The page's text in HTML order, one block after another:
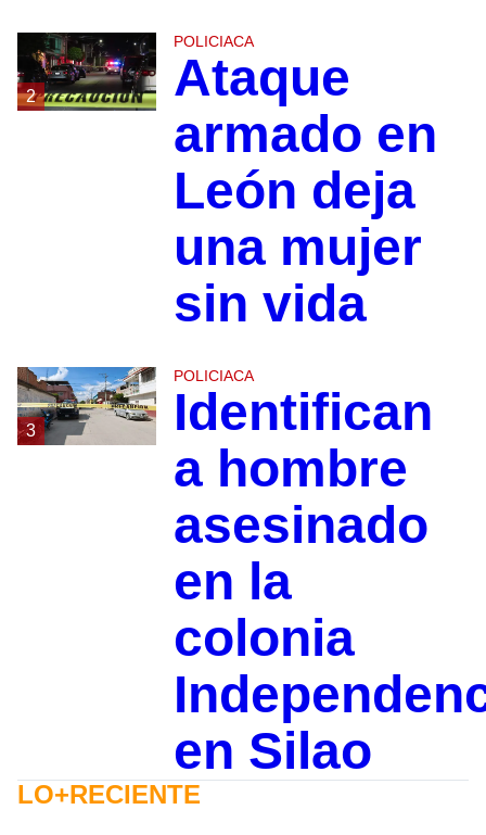
2
POLICIACA
Ataque
armado en
León deja
una mujer
sin vida
3
POLICIACA
Identifican
a hombre
asesinado
en la
colonia
en Silao
LO+RECIENTE